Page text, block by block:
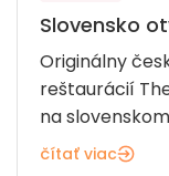
Slovensko
Originálny
reštaurácií
na
čítať viac